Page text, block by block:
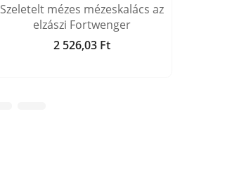
Szeletelt mézes mézeskalács az
elzászi Fortwenger
Ár
2 526,03 Ft